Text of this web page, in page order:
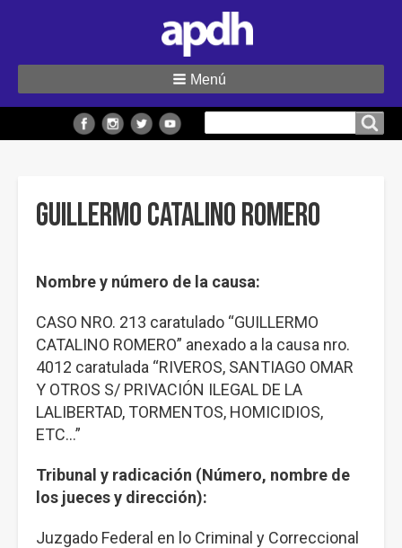
sitio
Menú
Guillermo Catalino Romero
Nombre y número de la causa:
CASO NRO. 213 caratulado “GUILLERMO
CATALINO ROMERO” anexado a la causa nro.
4012 caratulada “RIVEROS, SANTIAGO OMAR
Y OTROS S/ PRIVACIÓN ILEGAL DE LA
LALIBERTAD, TORMENTOS, HOMICIDIOS,
ETC…”
Tribunal y radicación (Número, nombre de
los jueces y dirección):
Juzgado Federal en lo Criminal y Correccional